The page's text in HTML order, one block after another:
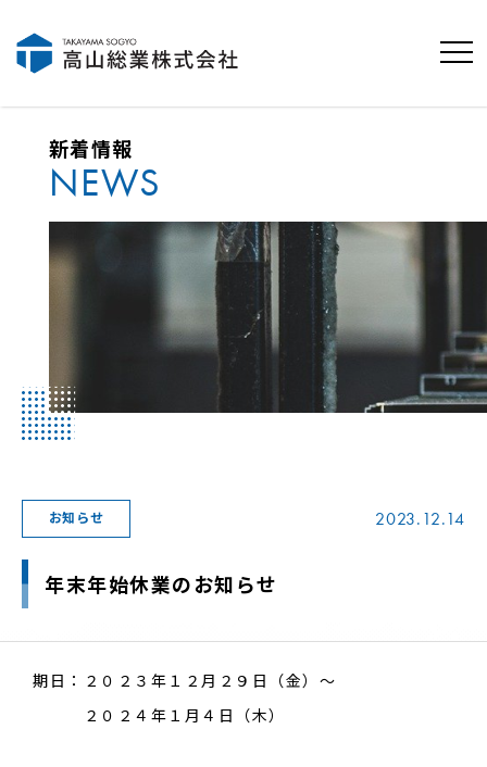
新着情報
NEWS
お知らせ 2023.12.14
年末年始休業のお知らせ
期日：２０２３年１２月２９日（金）～
２０２４年１月４日（木）